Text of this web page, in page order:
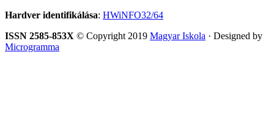
Hardver identifikálása: HWiNFO32/64
ISSN 2585-853X © Copyright 2019 Magyar Iskola · Designed by
Microgramma